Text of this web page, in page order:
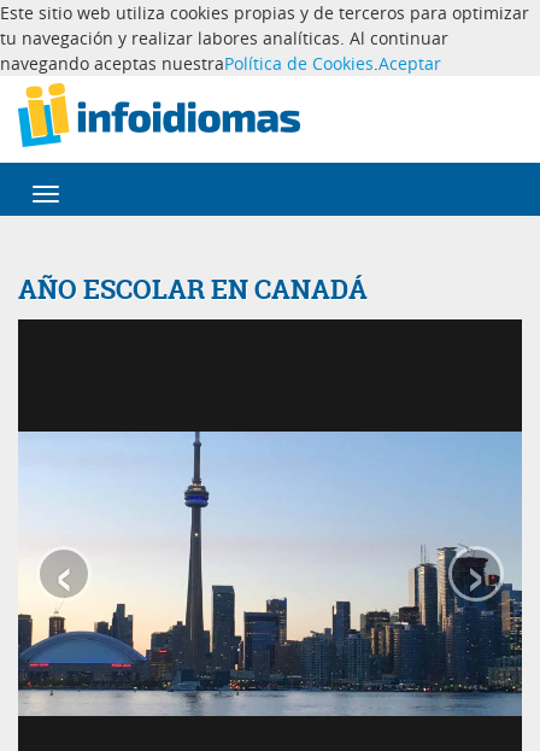
Este sitio web utiliza cookies propias y de terceros para optimizar
tu navegación y realizar labores analíticas. Al continuar
navegando aceptas nuestraPolítica de Cookies.Aceptar
Desplegar
navegación
AÑO ESCOLAR EN CANADÁ
‹ ›